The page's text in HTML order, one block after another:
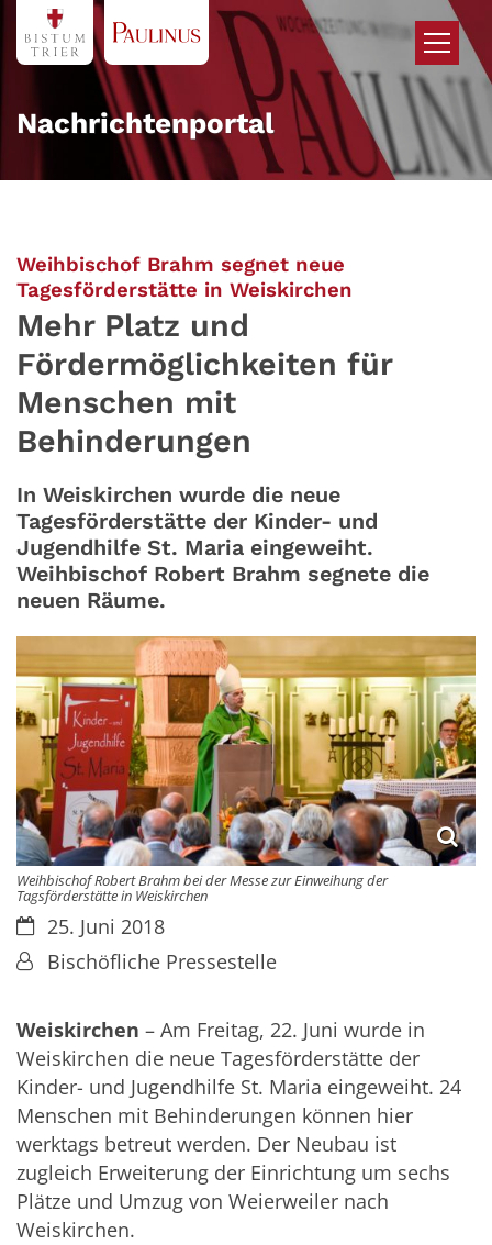
Zum Inhalt springen
Nachrichtenportal
Weihbischof Brahm segnet neue
Tagesförderstätte in Weiskirchen
Mehr Platz und
Fördermöglichkeiten für
Menschen mit
Behinderungen
In Weiskirchen wurde die neue
Tagesförderstätte der Kinder- und
Jugendhilfe St. Maria eingeweiht.
Weihbischof Robert Brahm segnete die
neuen Räume.
Weihbischof Robert Brahm bei der Messe zur Einweihung der
Tagsförderstätte in Weiskirchen
Datum:25. Juni 2018
Von:Bischöfliche Pressestelle
Weiskirchen – Am Freitag, 22. Juni wurde in
Weiskirchen die neue Tagesförderstätte der
Kinder- und Jugendhilfe St. Maria eingeweiht. 24
Menschen mit Behinderungen können hier
werktags betreut werden. Der Neubau ist
zugleich Erweiterung der Einrichtung um sechs
Plätze und Umzug von Weierweiler nach
Weiskirchen.